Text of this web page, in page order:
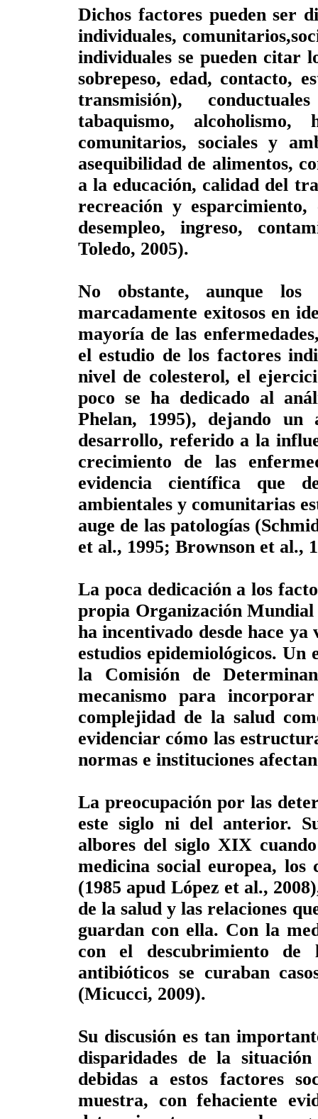
Dichos factores pueden ser
individuales,
individuales se pueden citar
sobrepeso, edad, contacto,
transmisión),
tabaquismo,
comunitarios, sociales y
asequibilidad de alimentos,
a la educación, calidad del
recreación y
desempleo, ingreso,
Toledo, 2005).
No obstante, aunque los
marcadamente exitosos en
mayoría de las
el estudio de los factores
nivel de colesterol, el
poco se ha dedicado al
Phelan, 1995), dejando un
desarrollo, referido a la
crecimiento de las
evidencia científica que
ambientales y comunitarias
auge de las patologías
et al., 1995; Brownson et al.,
La poca dedicación a los
propia Organización
ha incentivado desde hace
estudios epidemiológicos.
la Comisión de
mecanismo para
complejidad de la salud
evidenciar cómo las
normas e instituciones
La preocupación por las
este siglo ni del anterior.
albores del siglo XIX
medicina social europea, los
(1985 apud López et al.,
de la salud y las relaciones
guardan con ella. Con la
con el descubrimiento
antibióticos se curaban
(Micucci, 2009).
Su discusión es tan
disparidades de la
debidas a estos factores
muestra, con fehaciente